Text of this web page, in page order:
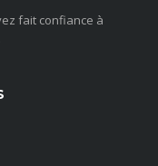
fait confiance à